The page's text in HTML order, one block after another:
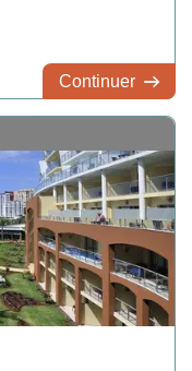
Continuer